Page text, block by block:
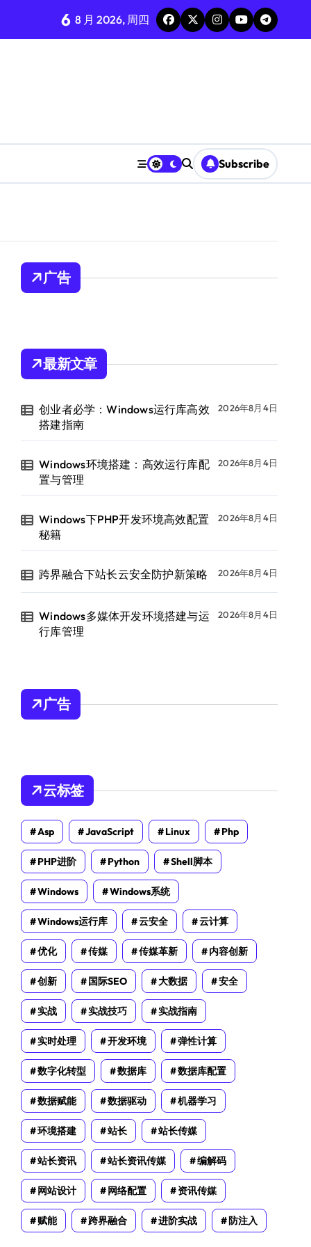
6 8 月 2026, 周四
Subscribe
广告
最新文章
创业者必学：Windows运行库高效
搭建指南
2026年8月4日
Windows环境搭建：高效运行库配
置与管理
2026年8月4日
Windows下PHP开发环境高效配置
秘籍
2026年8月4日
跨界融合下站长云安全防护新策略 2026年8月4日
Windows多媒体开发环境搭建与运
行库管理
2026年8月4日
广告
云标签
Asp JavaScript Linux Php
PHP进阶 Python Shell脚本
Windows Windows系统
Windows运行库 云安全 云计算
优化 传媒 传媒革新 内容创新
创新 国际SEO 大数据 安全
实战 实战技巧 实战指南
实时处理 开发环境 弹性计算
数字化转型 数据库 数据库配置
数据赋能 数据驱动 机器学习
环境搭建 站长 站长传媒
站长资讯 站长资讯传媒 编解码
网站设计 网络配置 资讯传媒
赋能 跨界融合 进阶实战 防注入